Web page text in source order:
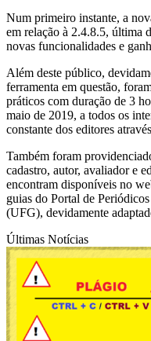
Num primeiro instante, a
em relação à 2.4.8.5, última
novas funcionalidades e
Além deste público,
ferramenta em questão,
práticos com duração de 3
maio de 2019, a todos os
constante dos editores
Também foram
cadastro, autor, avaliador e
encontram disponíveis no
guias do Portal de
(UFG), devidamente
Últimas Notícias